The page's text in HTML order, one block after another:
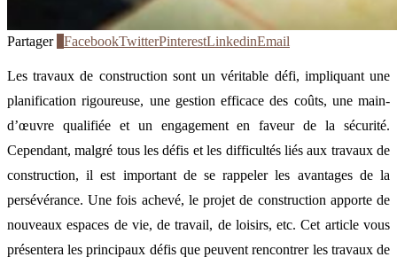
Partager FacebookTwitterPinterestLinkedinEmail
Les travaux de construction sont un véritable défi, impliquant une
planification rigoureuse, une gestion efficace des coûts, une main-
d’œuvre qualifiée et un engagement en faveur de la sécurité.
Cependant, malgré tous les défis et les difficultés liés aux travaux de
construction, il est important de se rappeler les avantages de la
persévérance. Une fois achevé, le projet de construction apporte de
nouveaux espaces de vie, de travail, de loisirs, etc. Cet article vous
présentera les principaux défis que peuvent rencontrer les travaux de